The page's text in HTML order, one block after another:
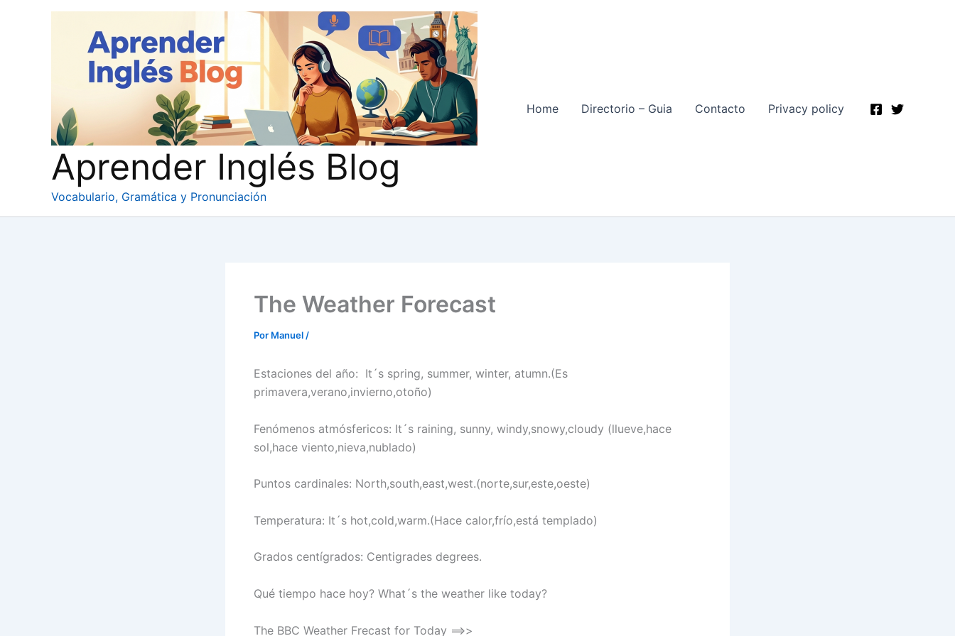
Aprender Inglés Blog
Vocabulario, Gramática y Pronunciación
Home Directorio – Guia Contacto Privacy policy
The Weather Forecast
Por Manuel /
Estaciones del año: It´s spring, summer, winter, atumn.(Es
primavera,verano,invierno,otoño)
Fenómenos atmósfericos: It´s raining, sunny, windy,snowy,cloudy (llueve,hace
sol,hace viento,nieva,nublado)
Puntos cardinales: North,south,east,west.(norte,sur,este,oeste)
Temperatura: It´s hot,cold,warm.(Hace calor,frío,está templado)
Grados centígrados: Centigrades degrees.
Qué tiempo hace hoy? What´s the weather like today?
The BBC Weather Frecast for Today ==>>